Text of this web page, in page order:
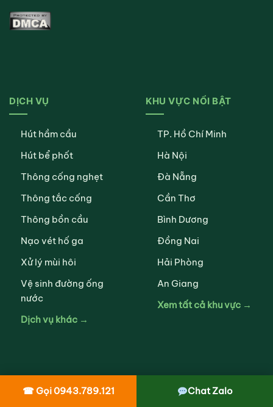
DỊCH VỤ
Hút hầm cầu
Hút bể phốt
Thông cống nghẹt
Thông tắc cống
Thông bồn cầu
Nạo vét hố ga
Xử lý mùi hôi
Vệ sinh đường ống
nước
Dịch vụ khác →
KHU VỰC NỔI BẬT
TP. Hồ Chí Minh
Hà Nội
Đà Nẵng
Cần Thơ
Bình Dương
Đồng Nai
Hải Phòng
An Giang
Xem tất cả khu vực →
VỀ CHÚNG TÔI
☎ Gọi 0943.789.121 Chat Zalo